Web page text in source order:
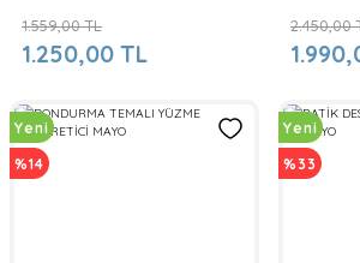
1.250,00 TL
1.559,00 TL 2.450,00
Yeni
%14
Yeni
%33